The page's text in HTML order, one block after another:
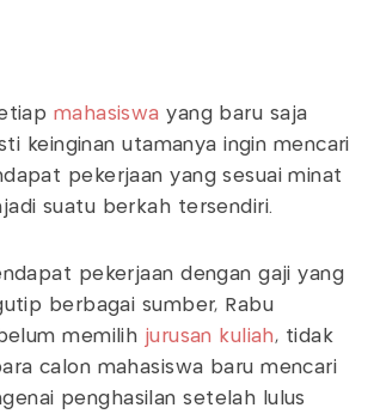
mahasiswa yang baru saja
keinginan utamanya ingin mencari
pekerjaan yang sesuai minat
suatu berkah tersendiri.
pekerjaan dengan gaji yang
berbagai sumber, Rabu
memilih jurusan kuliah, tidak
calon mahasiswa baru mencari
penghasilan setelah lulus